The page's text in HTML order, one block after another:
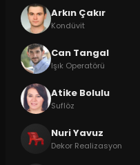
Arkın Çakır
Kondüvit
Can Tangal
Işık Operatörü
Atike Bolulu
Suflöz
Nuri Yavuz
Dekor Realizasyon